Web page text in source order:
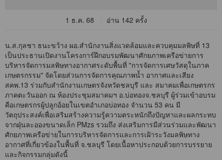
1 ธ.ค. 68 อ่าน 142 ครั้ง
น.ส.กุลชา ธนะขว้าง ผอ.สำนักงานสิ่งแวดล้อมและควบคุมมลพิษที่ 13
เป็นประธานเปิดงานโครงการ์ฝึกอบรมพัฒนาศักยภาพเครือข่ายการ
บริหารจัดการมลพิษทางอากาศระดับพื้นที่ "การจัดการเศษวัสดุในภาค
เกษตรกรรม" จัดโดยส่วนการจัดการคุณภาพน้ำ อากาศและเสียง
สคพ.13 ร่วมกับสำนักงานเกษตรจังหวัดชลบุรี และ สมาคมเพื่อเกษตรกร
ภาคตะวันออก ณ ห้องประชุมสมาคมฯ อ.บ่อทองจ.ชลบุรี ผู้ร่วมเข้าอบรม
คือเกษตรกรผู้ปลูกอ้อยในเขตอำเภอบ่อทอง จำนวน 53 คน มี
วัตถุประสงค์เพื่อเสริมสร้างความรู้ความตระหนักถึงปัญหาและผลกระทบ
จากฝุ่นละอองขนาดเล็ก PMzs รวมถึง ส่งเสริมการมีส่วนร่วมและพัฒนา
ศักยภาพเครือข่ายในการบริหารจัดการและการเฝ้าระวังมลพิษทาง
อากาศที่เกี่ยวข้องในพื้นที่ จ.ชลบุรี โดยเนื้อหาประกอบด้วยการบรรยาย
และกิจกรรมกลุ่มดังนี้